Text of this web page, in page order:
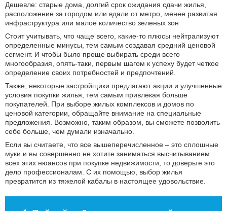
Дешевле: старые дома, долгий срок ожидания сдачи жилья,
расположение за городом или вдали от метро, менее развитая
инфраструктура или малое количество зеленых зон
Стоит учитывать, что чаще всего, какие-то плюсы нейтрализуют
определенные минусы, тем самым создавая средний ценовой
сегмент. И чтобы было проще выбирать среди всего
многообразия, опять-таки, первым шагом к успеху будет четкое
определение своих потребностей и предпочтений.
Также, некоторые застройщики предлагают акции и улучшенные
условия покупки жилья, тем самым привлекая больше
покупателей. При выборе жилых комплексов и домов по
ценовой категории, обращайте внимание на специальные
предложения. Возможно, таким образом, вы сможете позволить
себе больше, чем думали изначально.
Если вы считаете, что все вышеперечисленное – это сплошные
муки и вы совершенно не хотите заниматься высчитыванием
всех этих нюансов при покупке недвижимости, то доверьте это
дело профессионалам. С их помощью, выбор жилья
превратится из тяжелой кабалы в настоящее удовольствие.